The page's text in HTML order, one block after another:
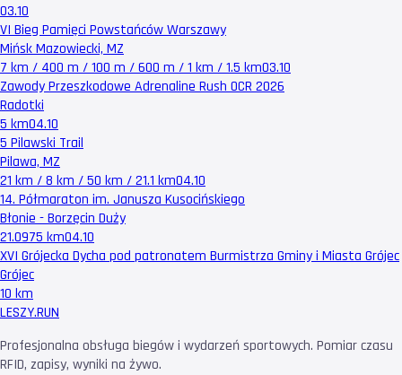
03.10
VI Bieg Pamięci Powstańców Warszawy
Mińsk Mazowiecki, MZ
7 km / 400 m / 100 m / 600 m / 1 km / 1.5 km03.10
Zawody Przeszkodowe Adrenaline Rush OCR 2026
Radotki
5 km04.10
5 Pilawski Trail
Pilawa, MZ
21 km / 8 km / 50 km / 21.1 km04.10
14. Półmaraton im. Janusza Kusocińskiego
Błonie - Borzęcin Duży
21.0975 km04.10
XVI Grójecka Dycha pod patronatem Burmistrza Gminy i Miasta Grójec
Grójec
10 km
LESZY.RUN
Profesjonalna obsługa biegów i wydarzeń sportowych. Pomiar czasu
RFID, zapisy, wyniki na żywo.